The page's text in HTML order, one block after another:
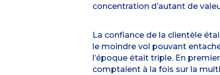
concentration d’autant de
La confiance de la clientèle
le moindre vol pouvant
l’époque était triple. En
comptaient à la fois sur la